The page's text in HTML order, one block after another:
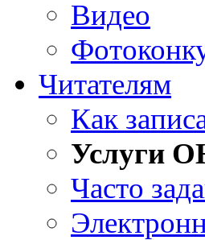
Видео
Читателям
Как
Услуги
Часто